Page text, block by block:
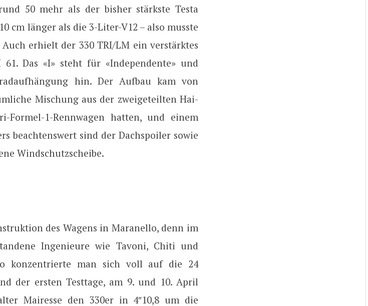
50 mehr als der bisher stärkste Testa
cm länger als die 3-Liter-V12 – also musste
Auch erhielt der 330 TRI/LM ein verstärktes
61. Das «I» steht für «Independente» und
hin. Der Aufbau kam von
Mischung aus der zweigeteilten Hai-
Formel-1-Rennwagen hatten, und einem
beachtenswert sind der Dachspoiler sowie
Windschutzscheibe.
des Wagens in Maranello, denn im
Ingenieure wie Tavoni, Chiti und
konzentrierte man sich voll auf die 24
der ersten Testtage, am 9. und 10. April
Mairesse den 330er in 4″10,8 um die